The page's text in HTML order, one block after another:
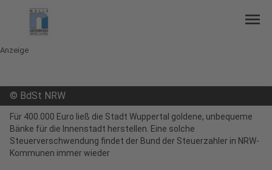
menu
Anzeige
© BdSt NRW
Für 400.000 Euro ließ die Stadt Wuppertal goldene, unbequeme
Bänke für die Innenstadt herstellen. Eine solche
Steuerverschwendung findet der Bund der Steuerzahler in NRW-
Kommunen immer wieder